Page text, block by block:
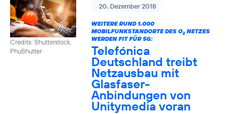
Credits: Shutterstock,
PhuShutter
20. Dezember 2018
WEITERE RUND 1.000
MOBILFUNKSTANDORTE DES O2NETZES
WERDEN FIT FÜR 5G:
Telefónica
Deutschland treibt
Netzausbau mit
Glasfaser-
Anbindungen von
Unitymedia voran